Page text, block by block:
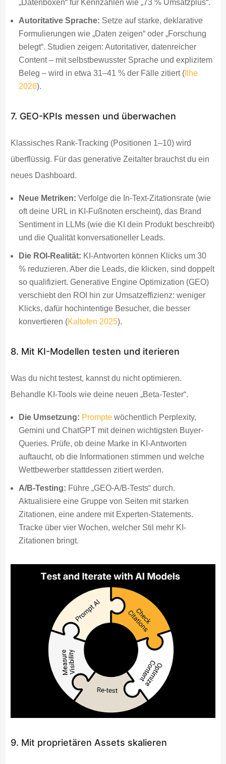
„Datenboxen“ für Kennzahlen wie „73 % Umsatzplus“.
Autoritative Sprache: Setze auf starke, deklarative
Formulierungen wie „Daten zeigen“ oder „Forschung
belegt“. Studien zeigen: Autoritativer, datenreicher
Content – mit selbstbewusster Sprache und explizitem
Beleg – wird in etwa 31–41 % der Fälle zitiert ( Ilhe
2026).
7. GEO-KPIs messen und überwachen
Klassisches Rank-Tracking (Positionen 1–10) wird
überflüssig. Für das generative Zeitalter brauchst du ein
neues Dashboard.
Neue Metriken: Verfolge die In-Text-Zitationsrate (wie
oft deine URL in KI-Fußnoten erscheint), das Brand
Sentiment in LLMs (wie die KI dein Produkt beschreibt)
und die Qualität konversationeller Leads.
Die ROI-Realität: KI-Antworten können Klicks um 30
% reduzieren. Aber die Leads, die klicken, sind doppelt
so qualifiziert. Generative Engine Optimization (GEO)
verschiebt den ROI hin zur Umsatzeffizienz: weniger
Klicks, dafür hochintentige Besucher, die besser
konvertieren (Kaltofen 2025).
8. Mit KI-Modellen testen und iterieren
Was du nicht testest, kannst du nicht optimieren.
Behandle KI-Tools wie deine neuen „Beta-Tester“.
Die Umsetzung: Prompte wöchentlich Perplexity,
Gemini und ChatGPT mit deinen wichtigsten Buyer-
Queries. Prüfe, ob deine Marke in KI-Antworten
auftaucht, ob die Informationen stimmen und welche
Wettbewerber stattdessen zitiert werden.
A/B-Testing: Führe „GEO-A/B-Tests“ durch.
Aktualisiere eine Gruppe von Seiten mit starken
Zitationen, eine andere mit Experten-Statements.
Tracke über vier Wochen, welcher Stil mehr KI-
Zitationen bringt.
9. Mit proprietären Assets skalieren